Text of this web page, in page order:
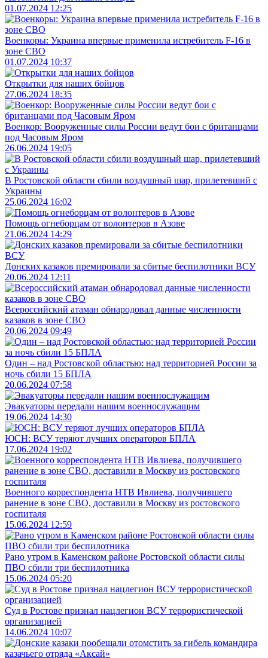
01.07.2024 12:25
Военкоры: Украина впервые применила истребитель F-16 в
зоне СВО
01.07.2024 10:37
Открытки для наших бойцов
27.06.2024 18:35
Военкор: Вооруженные силы России ведут бои с британцами
под Часовым Яром
26.06.2024 19:05
В Ростовской области сбили воздушный шар, прилетевший с
Украины
25.06.2024 16:02
Помощь огнеборцам от волонтеров в Азове
21.06.2024 14:29
Донских казаков премировали за сбитые беспилотники ВСУ
20.06.2024 12:11
Всероссийский атаман обнародовал данные численности
казаков в зоне СВО
20.06.2024 09:49
Один – над Ростовской областью: над территорией России за
ночь сбили 15 БПЛА
20.06.2024 07:58
Эвакуаторы передали нашим военнослужащим
19.06.2024 14:30
ЮСН: ВСУ теряют лучших операторов БПЛА
17.06.2024 19:02
Военного корреспондента НТВ Ивлиева, получившего
ранение в зоне СВО, доставили в Москву из ростовского
госпиталя
15.06.2024 12:59
Рано утром в Каменском районе Ростовской области силы
ПВО сбили три беспилотника
15.06.2024 05:20
Суд в Ростове признал нацлегион ВСУ террористической
организацией
14.06.2024 10:07